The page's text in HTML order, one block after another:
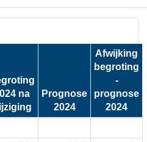
na
Prognose
2024
Afwijking
begroting
-
prognose
2024